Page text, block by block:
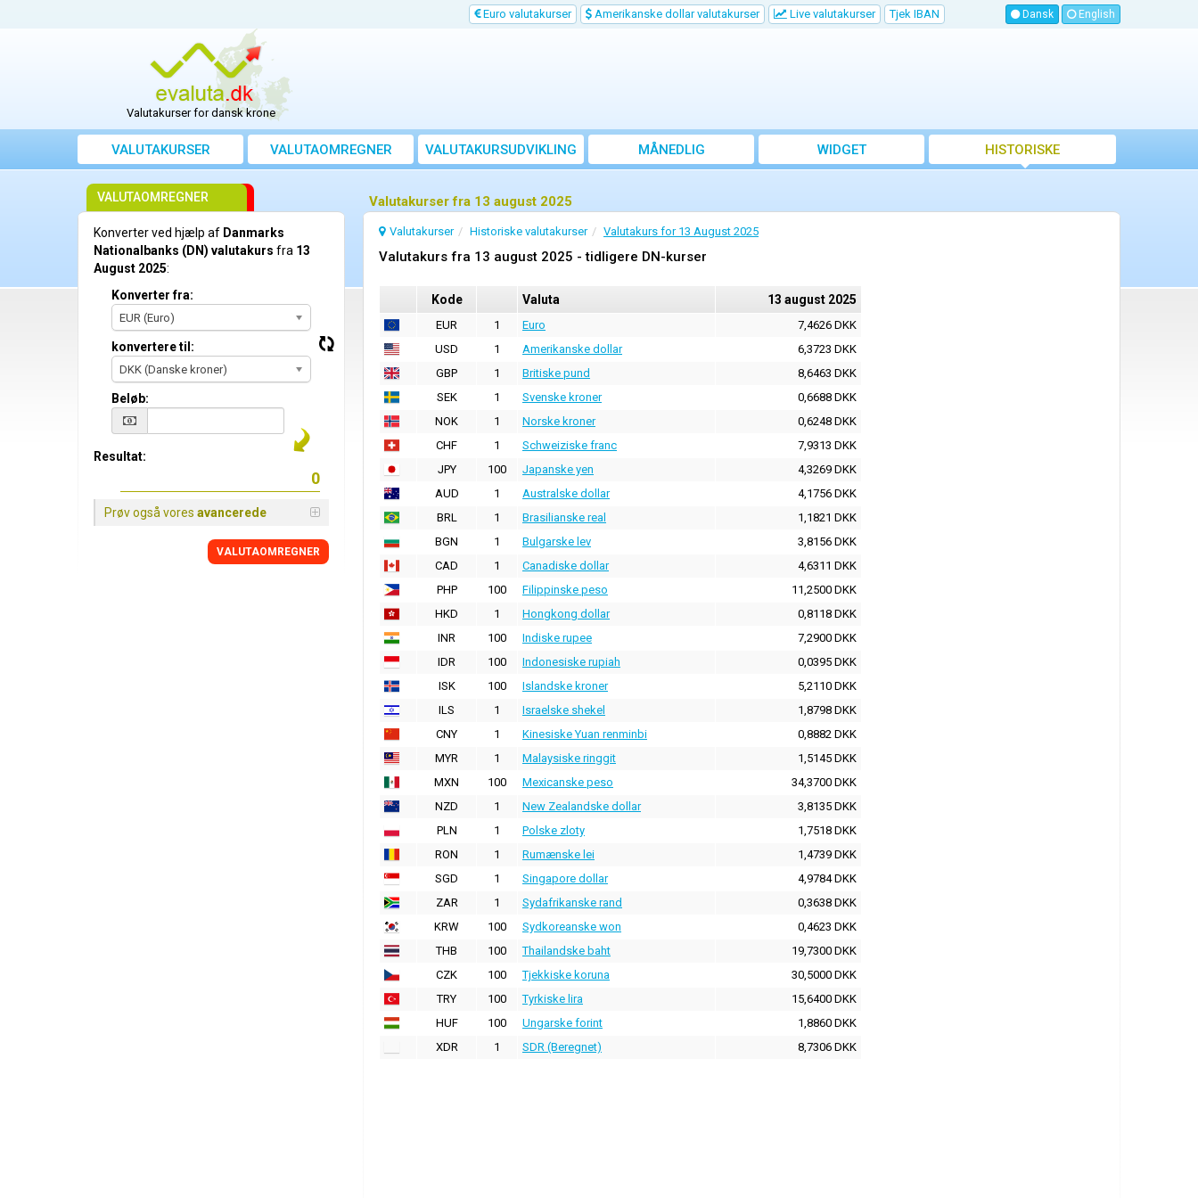
Euro valutakurser Amerikanske dollar valutakurser Live valutakurser Tjek IBAN Dansk English
Valutakurser for dansk krone
VALUTAKURSER VALUTAOMREGNER VALUTAKURSUDVIKLING
MÅNEDLIG
GENNEMSNITSKURS
WIDGET
HISTORISKE
VALUTAKURSER
Valutakurser fra 13 august 2025
Valutakurser Historiske valutakurser Valutakurs for 13 August 2025
Valutakurs fra 13 august 2025 - tidligere DN-kurser
Kode Valuta 13 august 2025
EUR 1 Euro
7,4626 DKK
USD
1 Amerikanske dollar
6,3723 DKK
GBP
1 Britiske pund
8,6463 DKK
SEK
1 Svenske kroner
0,6688 DKK
NOK
1 Norske kroner
0,6248 DKK
CHF
1 Schweiziske franc
7,9313 DKK
JPY
100 Japanske yen
4,3269 DKK
AUD
1 Australske dollar
4,1756 DKK
BRL
1 Brasilianske real
1,1821 DKK
BGN
1 Bulgarske lev
3,8156 DKK
CAD
1 Canadiske dollar
4,6311 DKK
PHP
100 Filippinske peso
11,2500 DKK
HKD
1 Hongkong dollar
0,8118 DKK
INR
100 Indiske rupee
7,2900 DKK
IDR
100 Indonesiske rupiah
0,0395 DKK
ISK
100 Islandske kroner
5,2110 DKK
ILS
1 Israelske shekel
1,8798 DKK
CNY
1 Kinesiske Yuan renminbi
0,8882 DKK
MYR
1 Malaysiske ringgit
1,5145 DKK
MXN
100 Mexicanske peso
34,3700 DKK
NZD
1 New Zealandske dollar
3,8135 DKK
PLN
1 Polske zloty
1,7518 DKK
RON
1 Rumænske lei
1,4739 DKK
SGD
1 Singapore dollar
4,9784 DKK
ZAR
1 Sydafrikanske rand
0,3638 DKK
KRW
100 Sydkoreanske won
0,4623 DKK
THB
100 Thailandske baht
19,7300 DKK
CZK
100 Tjekkiske koruna
30,5000 DKK
TRY
100 Tyrkiske lira
15,6400 DKK
HUF
100 Ungarske forint
1,8860 DKK
XDR
1 SDR (Beregnet) 8,7306 DKK
VALUTAOMREGNER
Konverter ved hjælp af Danmarks
Nationalbanks (DN) valutakurs fra 13
August 2025:
Konverter fra:
EUR (Euro)
konvertere til:
DKK (Danske kroner)
Beløb:
Resultat:
Prøv også vores avancerede
VALUTAOMREGNER